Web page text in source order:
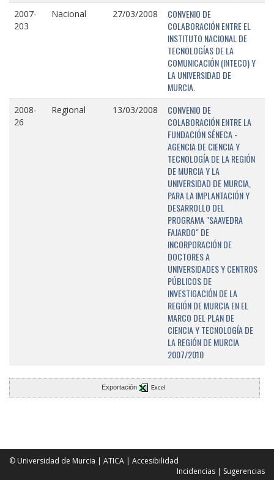
2007-
203
Nacional 27/03/2008
CONVENIO DE
COLABORACIÓN ENTRE EL
INSTITUTO NACIONAL DE
TECNOLOGÍAS DE LA
COMUNICACIÓN (INTECO) Y
LA UNIVERSIDAD DE
MURCIA.
2008-
26
Regional 13/03/2008
CONVENIO DE
COLABORACIÓN ENTRE LA
FUNDACIÓN SÉNECA -
AGENCIA DE CIENCIA Y
TECNOLOGÍA DE LA REGIÓN
DE MURCIA Y LA
UNIVERSIDAD DE MURCIA,
PARA LA IMPLANTACIÓN Y
DESARROLLO DEL
PROGRAMA "SAAVEDRA
FAJARDO" DE
INCORPORACIÓN DE
DOCTORES A
UNIVERSIDADES Y CENTROS
PÚBLICOS DE
INVESTIGACIÓN DE LA
REGIÓN DE MURCIA EN EL
MARCO DEL PLAN DE
CIENCIA Y TECNOLOGÍA DE
LA REGIÓN DE MURCIA
2007/2010
Exportación Excel
© Universidad de Murcia | ATICA | Accesibilidad
Incidencias | Sugerencias